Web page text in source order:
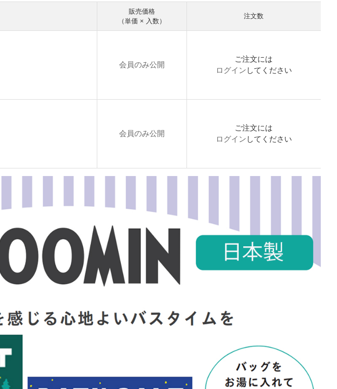
販売価格
（単価 × 入数）
注文数
会員のみ公開
ご注文には
ログイン してください
会員のみ公開
ご注文には
ログイン してください